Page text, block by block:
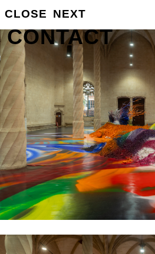
GROSSE
CONTACT
CLOSE NEXT